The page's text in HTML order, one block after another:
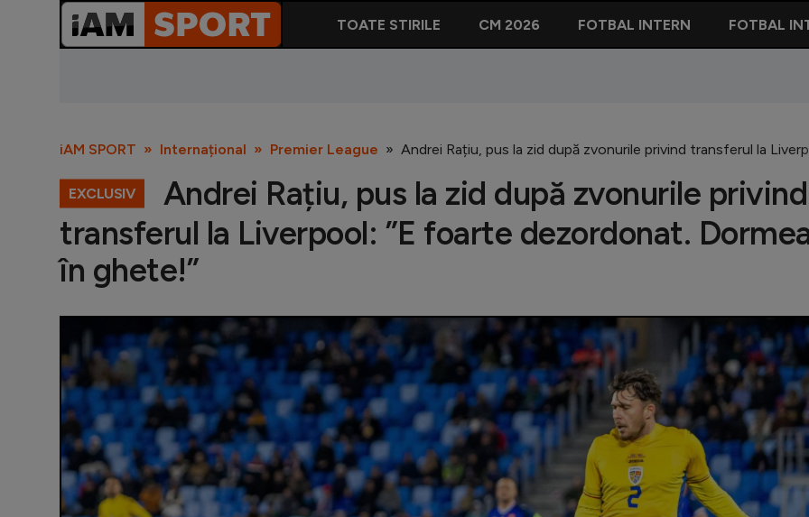
TOATE STIRILE CM 2026 FOTBAL INTERN FOTBAL
iAM SPORT Internațional Premier League Andrei Rațiu, pus la zid după zvonurile privind transferul la
EXCLUSIV
Andrei Rațiu, pus la zid după zvonurile privind
transferul la Liverpool: ”E foarte dezordonat.
în ghete!”